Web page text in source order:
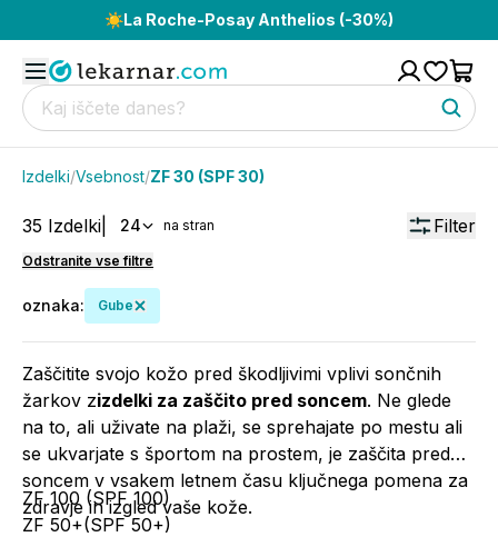
☀️La Roche-Posay Anthelios (-30%)
Izdelki/Vsebnost/ZF 30 (SPF 30)
35 Izdelki 24 na stran Filter
Odstranite vse filtre
oznaka: Gube
Zaščitite svojo kožo pred škodljivimi vplivi sončnih
žarkov zizdelki za zaščito pred soncem. Ne glede
na to, ali uživate na plaži, se sprehajate po mestu ali
se ukvarjate s športom na prostem, je zaščita pred
soncem v vsakem letnem času ključnega pomena za
zdravje in izgled vaše kože.
ZF 100 (SPF 100)
ZF 50+(SPF 50+)